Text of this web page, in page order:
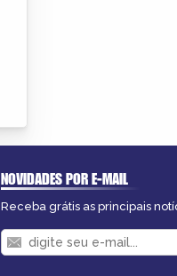
NOVIDADES POR E-MAIL
Receba grátis as principais